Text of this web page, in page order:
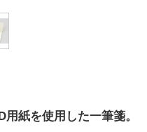
紙を使用した一筆箋。